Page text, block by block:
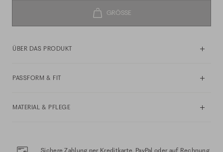
ÜBER DAS PRODUKT
PASSFORM & FIT
MATERIAL & PFLEGE
Sichere Zahlung per Kreditkarte, PayPal oder auf Rechnung